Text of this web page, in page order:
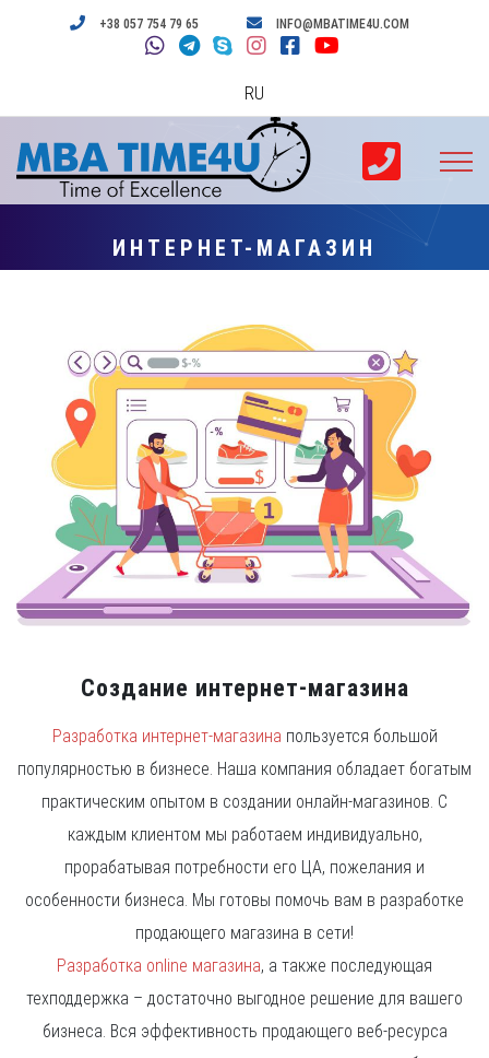
+38 057 754 79 65 INFO@MBATIME4U.COM
RU
ИНТЕРНЕТ-МАГАЗИН
Создание интернет-магазина
Разработка интернет-магазина пользуется большой
популярностью в бизнесе. Наша компания обладает богатым
практическим опытом в создании онлайн-магазинов. С
каждым клиентом мы работаем индивидуально,
прорабатывая потребности его ЦА, пожелания и
особенности бизнеса. Мы готовы помочь вам в разработке
продающего магазина в сети!
Разработка online магазина, а также последующая
техподдержка – достаточно выгодное решение для вашего
бизнеса. Вся эффективность продающего веб-ресурса